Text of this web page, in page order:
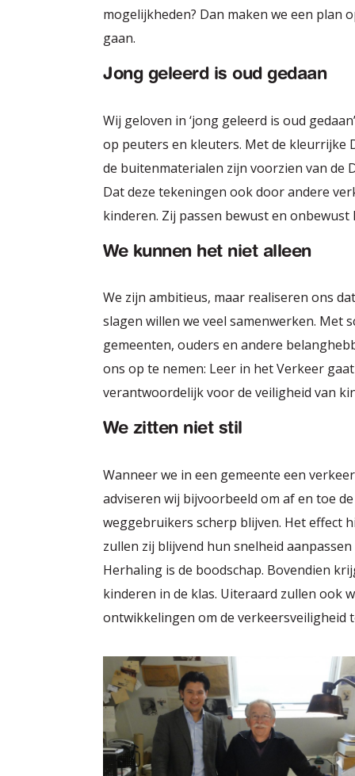
mogelijkheden? Dan maken we een plan
gaan.
Jong geleerd is oud gedaan
Wij geloven in ‘jong geleerd is oud
op peuters en kleuters. Met de kleurrijke
de buitenmaterialen zijn voorzien van de
Dat deze tekeningen ook door andere
kinderen. Zij passen bewust en
We kunnen het niet alleen
We zijn ambitieus, maar realiseren ons
slagen willen we veel samenwerken. Met
gemeenten, ouders en andere
ons op te nemen: Leer in het Verkeer
verantwoordelijk voor de veiligheid van
We zitten niet stil
Wanneer we in een gemeente een
adviseren wij bijvoorbeeld om af en toe
weggebruikers scherp blijven. Het effect
zullen zij blijvend hun snelheid
Herhaling is de boodschap. Bovendien
kinderen in de klas. Uiteraard zullen ook
ontwikkelingen om de verkeersveiligheid